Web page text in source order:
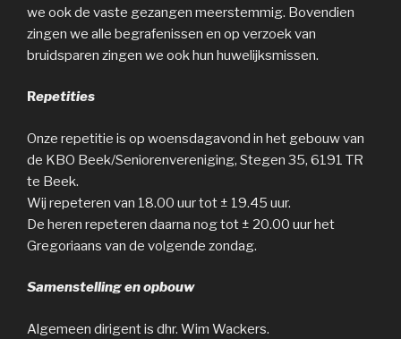
we ook de vaste gezangen meerstemmig. Bovendien
zingen we alle begrafenissen en op verzoek van
bruidsparen zingen we ook hun huwelijksmissen.
Repetities
Onze repetitie is op woensdagavond in het gebouw van
de KBO Beek/Seniorenvereniging, Stegen 35, 6191 TR
te Beek.
Wij repeteren van 18.00 uur tot ± 19.45 uur.
De heren repeteren daarna nog tot ± 20.00 uur het
Gregoriaans van de volgende zondag.
Samenstelling en opbouw
Algemeen dirigent is dhr. Wim Wackers.